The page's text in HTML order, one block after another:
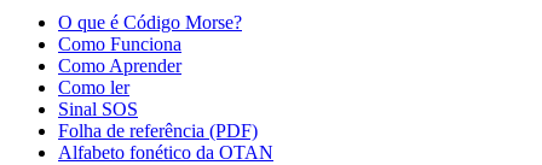
O que é Código Morse?
Como Funciona
Como Aprender
Como ler
Sinal SOS
Folha de referência (PDF)
Alfabeto fonético da OTAN